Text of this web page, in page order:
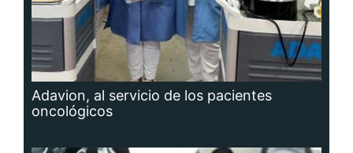
Adavion, al servicio de los pacientes
oncológicos